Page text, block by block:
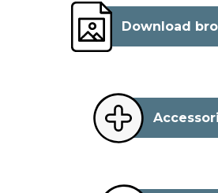
Download